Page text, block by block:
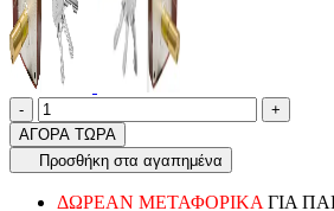
Ποσότητα
-product.increase.quantity +
ΑΓΟΡΑ ΤΩΡΑ
Προσθήκη στα αγαπημένα
ΔΩΡΕΑΝ ΜΕΤΑΦΟΡΙΚΑ ΓΙΑ